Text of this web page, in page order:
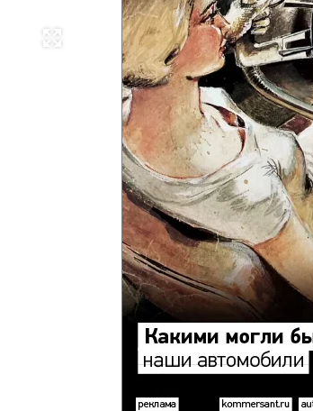
Развернуть на весь экран
Фото:
Shutterstock
Premier
Fotodom